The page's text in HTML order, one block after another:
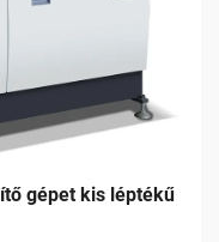
gépet kis léptékű